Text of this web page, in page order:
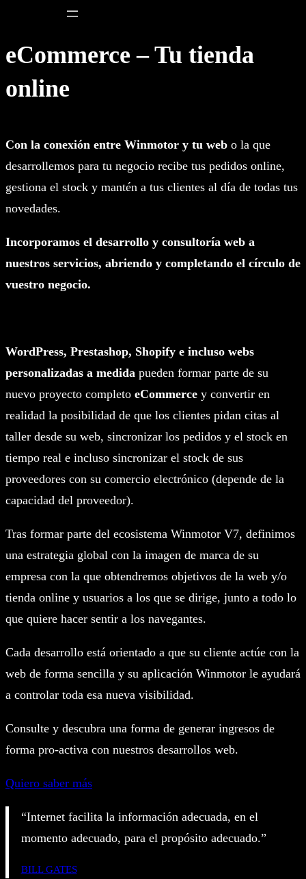
contenido
eCommerce – Tu tienda
online
Con la conexión entre Winmotor y tu web o la que
desarrollemos para tu negocio recibe tus pedidos online,
gestiona el stock y mantén a tus clientes al día de todas tus
novedades.
Incorporamos el desarrollo y consultoría web a
nuestros servicios, abriendo y completando el círculo de
vuestro negocio.
WordPress, Prestashop, Shopify e incluso webs
personalizadas a medida pueden formar parte de su
nuevo proyecto completo eCommerce y convertir en
realidad la posibilidad de que los clientes pidan citas al
taller desde su web, sincronizar los pedidos y el stock en
tiempo real e incluso sincronizar el stock de sus
proveedores con su comercio electrónico (depende de la
capacidad del proveedor).
Tras formar parte del ecosistema Winmotor V7, definimos
una estrategia global con la imagen de marca de su
empresa con la que obtendremos objetivos de la web y/o
tienda online y usuarios a los que se dirige, junto a todo lo
que quiere hacer sentir a los navegantes.
Cada desarrollo está orientado a que su cliente actúe con la
web de forma sencilla y su aplicación Winmotor le ayudará
a controlar toda esa nueva visibilidad.
Consulte y descubra una forma de generar ingresos de
forma pro-activa con nuestros desarrollos web.
Quiero saber más
“Internet facilita la información adecuada, en el
momento adecuado, para el propósito adecuado.”
BILL GATES